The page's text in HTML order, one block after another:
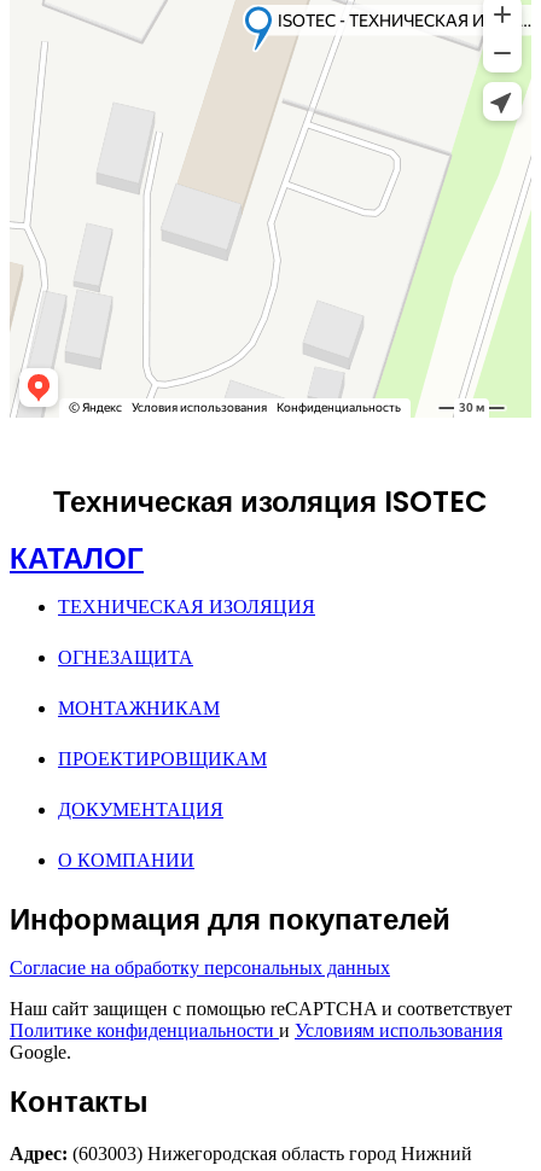
Техническая изоляция ISOTEC
КАТАЛОГ
ТЕХНИЧЕСКАЯ ИЗОЛЯЦИЯ
ОГНЕЗАЩИТА
МОНТАЖНИКАМ
ПРОЕКТИРОВЩИКАМ
ДОКУМЕНТАЦИЯ
О КОМПАНИИ
Информация для покупателей
Согласие на обработку персональных данных
Наш сайт защищен с помощью reCAPTCHA и соответствует
Политике конфиденциальности и Условиям использования
Google.
Контакты
Адрес: (603003) Нижегородская область город Нижний